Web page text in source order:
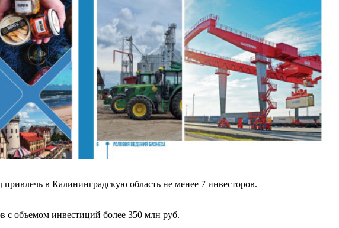
в Калининградскую область не менее 7 инвесторов.
с объемом инвестиций более 350 млн руб.